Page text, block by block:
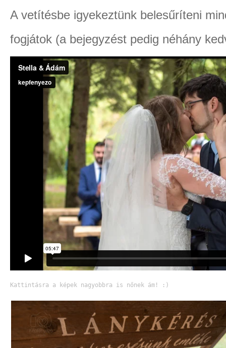
A vetítésbe igyekeztünk belesűríteni
fogjátok (a bejegyzést pedig néhány
Kattintásra a képek nagyobbra is nőnek ám! :)